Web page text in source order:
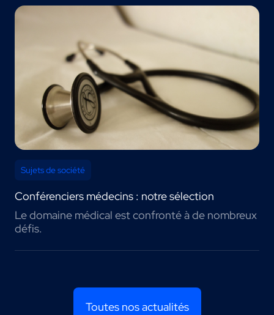
Sujets de société
Conférenciers médecins : notre sélection
Le domaine médical est confronté à de nombreux
défis.
Toutes nos actualités